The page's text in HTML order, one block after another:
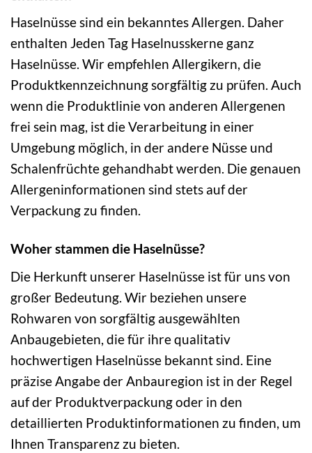
Haselnüsse sind ein bekanntes Allergen. Daher
enthalten Jeden Tag Haselnusskerne ganz
Haselnüsse. Wir empfehlen Allergikern, die
Produktkennzeichnung sorgfältig zu prüfen. Auch
wenn die Produktlinie von anderen Allergenen
frei sein mag, ist die Verarbeitung in einer
Umgebung möglich, in der andere Nüsse und
Schalenfrüchte gehandhabt werden. Die genauen
Allergeninformationen sind stets auf der
Verpackung zu finden.
Woher stammen die Haselnüsse?
Die Herkunft unserer Haselnüsse ist für uns von
großer Bedeutung. Wir beziehen unsere
Rohwaren von sorgfältig ausgewählten
Anbaugebieten, die für ihre qualitativ
hochwertigen Haselnüsse bekannt sind. Eine
präzise Angabe der Anbauregion ist in der Regel
auf der Produktverpackung oder in den
detaillierten Produktinformationen zu finden, um
Ihnen Transparenz zu bieten.